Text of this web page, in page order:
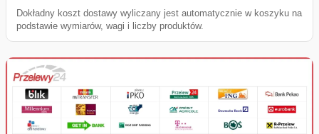
Dokładny koszt dostawy wyliczany jest automatycznie w koszyku na
podstawie wymiarów, wagi i liczby produktów.